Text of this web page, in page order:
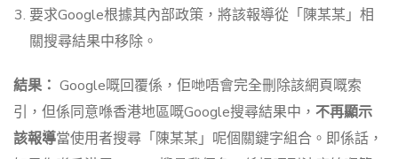
要求Google根據其內部政策，將該報導從「陳某某」相
關搜尋結果中移除。
結果： Google嘅回覆係，佢哋唔會完全刪除該網頁嘅索
引，但係同意喺香港地區嘅Google搜尋結果中， 不再顯示
該報導當使用者搜尋「陳某某」呢個關鍵字組合。即係話，